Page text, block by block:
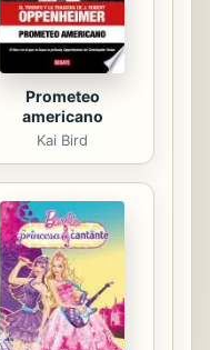
Prometeo
americano
Kai Bird